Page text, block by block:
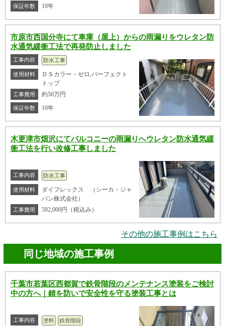
保証年数 10年
市原市西国分寺にて車庫（屋上）からの雨漏りをウレタン防
水通気緩衝工法で再発防止しました
工事内容 防水工事
使用材料
ＤＳカラー・ゼロ,パーフェクト
トップ
工事費用 約50万円
保証年数 10年
木更津市畑沢にてバルコニーの雨漏りへウレタン防水通気緩
衝工法を行い改修工事しました
工事内容 防水工事
使用材料
ダイフレックス （シーカ・ジャ
パン株式会社）
工事費用 592,000円（税込み）
その他の施工事例はこちら
同じ地域の施工事例
千葉市若葉区西都賀で鉄骨階段のメンテナンス塗装をご検討
中の方へ｜錆を防いで安全性を守る塗装工事とは
工事内容 塗料 鉄骨階段